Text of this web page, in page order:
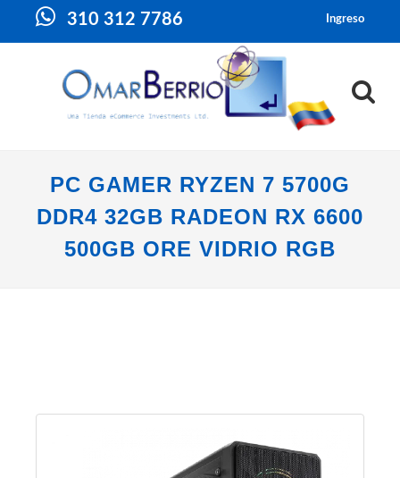
310 312 7786 Ingreso
PC GAMER RYZEN 7 5700G
DDR4 32GB RADEON RX 6600
500GB ORE VIDRIO RGB